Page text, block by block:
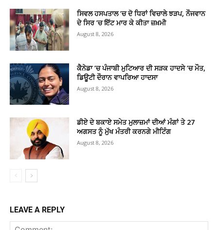
ਸਿਵਲ ਹਸਪਤਾਲ ’ਚ ਦੋ ਧਿਰਾਂ ਵਿਚਾਲੇ ਝੜਪ, ਨੌਜਵਾਨ
ਦੇ ਸਿਰ ’ਚ ਇੱਟ ਮਾਰ ਕੇ ਕੀਤਾ ਜ਼ਖ਼ਮੀ
August 8, 2026
ਕੈਨੇਡਾ ’ਚ ਪੰਜਾਬੀ ਮੁਟਿਆਰ ਦੀ ਸੜਕ ਹਾਦਸੇ ’ਚ ਮੌਤ,
ਡਿਊਟੀ ਦੌਰਾਨ ਵਾਪਰਿਆ ਹਾਦਸਾ
August 8, 2026
ਡੀਏ ਦੇ ਬਕਾਏ ਸਮੇਤ ਮੁਲਾਜ਼ਮਾਂ ਦੀਆਂ ਮੰਗਾਂ ਤੇ 27
ਅਗਸਤ ਨੂੰ ਮੁੱਖ ਮੰਤਰੀ ਕਰਨਗੇ ਮੀਟਿੰਗ
August 8, 2026
LEAVE A REPLY